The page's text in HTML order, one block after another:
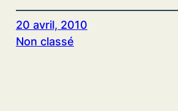
20 avril, 2010
Non classé